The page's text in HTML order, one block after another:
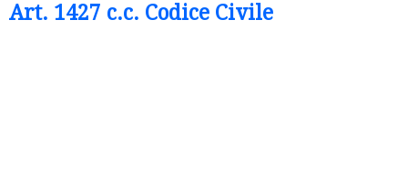
Art. 1427 c.c. Codice Civile